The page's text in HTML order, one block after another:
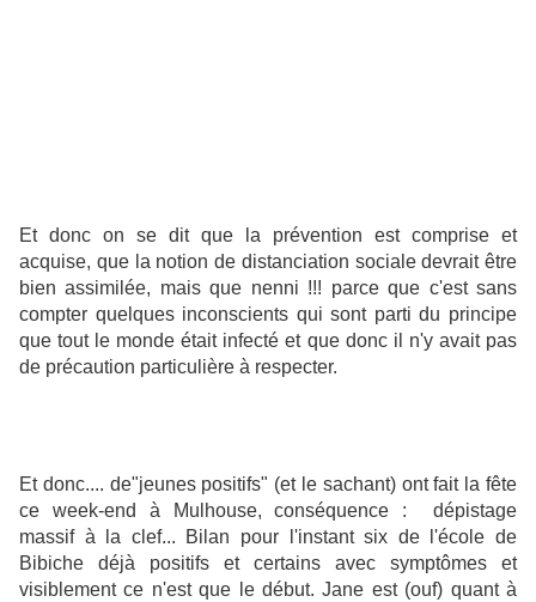
Et donc on se dit que la prévention est comprise et
acquise, que la notion de distanciation sociale devrait être
bien assimilée, mais que nenni !!! parce que c'est sans
compter quelques inconscients qui sont parti du principe
que tout le monde était infecté et que donc il n'y avait pas
de précaution particulière à respecter.
Et donc.... de"jeunes positifs" (et le sachant) ont fait la fête
ce week-end à Mulhouse, conséquence : dépistage
massif à la clef... Bilan pour l'instant six de l'école de
Bibiche déjà positifs et certains avec symptômes et
visiblement ce n'est que le début. Jane est (ouf) quant à